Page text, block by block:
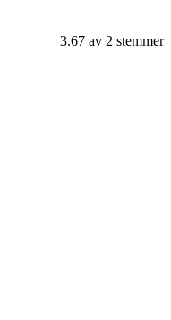
3.67 av 2 stemmer